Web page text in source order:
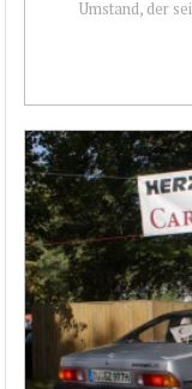
Umstand, der